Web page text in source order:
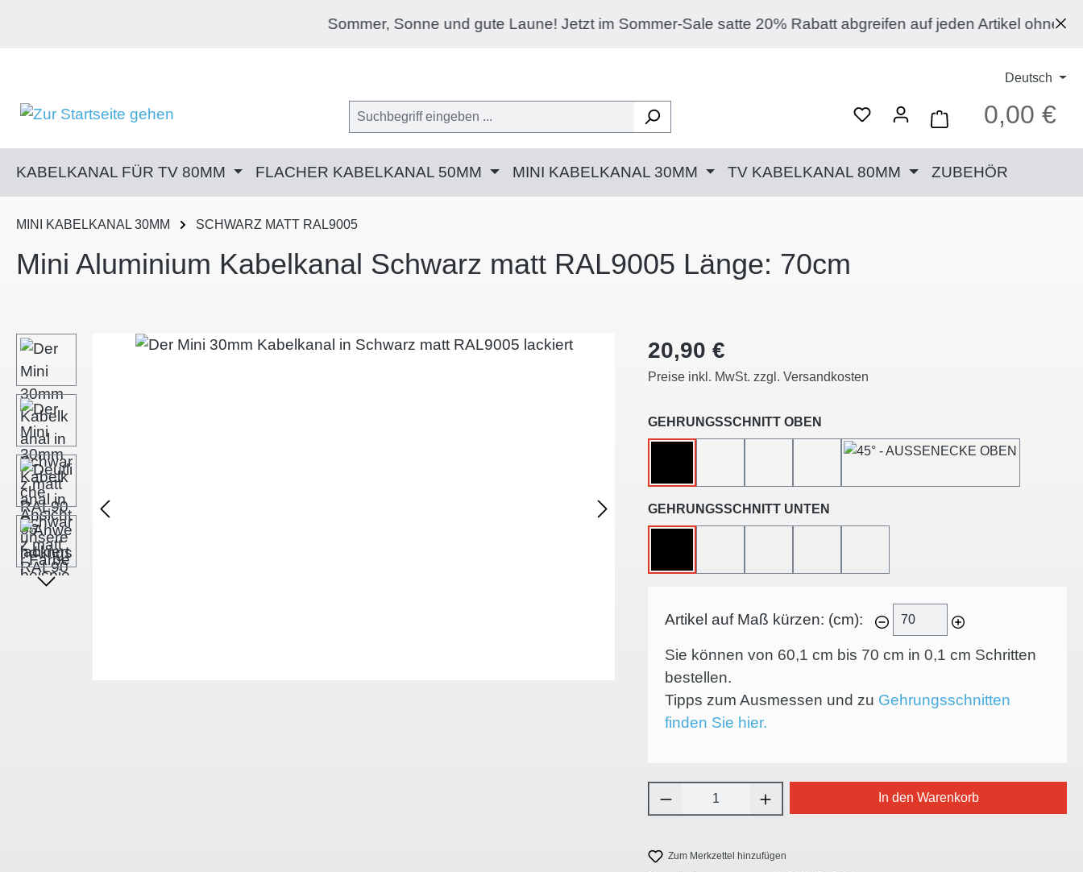
Sommer, Sonne und gute Laune! Jetzt im Sommer-Sale satte 20% Rabatt abgreifen auf jeden Artikel ohne
Deutsch
0,00 €
KABELKANAL FÜR TV 80MM FLACHER KABELKANAL 50MM MINI KABELKANAL 30MM TV KABELKANAL 80MM ZUBEHÖR
MINI KABELKANAL 30MM SCHWARZ MATT RAL9005
Mini Aluminium Kabelkanal Schwarz matt RAL9005 Länge: 70cm
Bildergalerie überspringen Regulärer Preis:
20,90 €
Preise inkl. MwSt. zzgl. Versandkosten
GEHRUNGSSCHNITT OBEN
GEHRUNGSSCHNITT UNTEN
Artikel auf Maß kürzen: (cm):
Sie können von 60,1 cm bis 70 cm in 0,1 cm Schritten
bestellen.
Tipps zum Ausmessen und zu Gehrungsschnitten
finden Sie hier.
Produkt Anzahl: Gib den gewünschten Wert ein
In den Warenkorb
Zum Merkzettel hinzufügen